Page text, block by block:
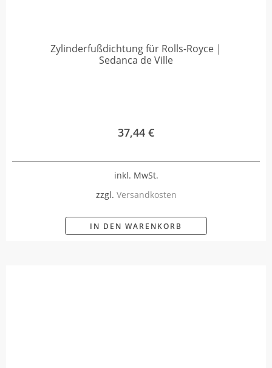
Zylinderfußdichtung für Rolls-Royce |
Sedanca de Ville
37,44 €
inkl. MwSt.
zzgl. Versandkosten
IN DEN WARENKORB